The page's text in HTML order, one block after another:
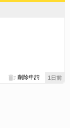
1日前
削除申請